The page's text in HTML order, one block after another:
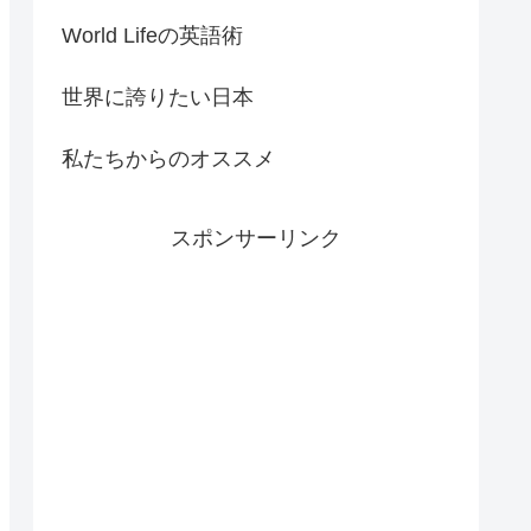
World Lifeの英語術
世界に誇りたい日本
私たちからのオススメ
スポンサーリンク